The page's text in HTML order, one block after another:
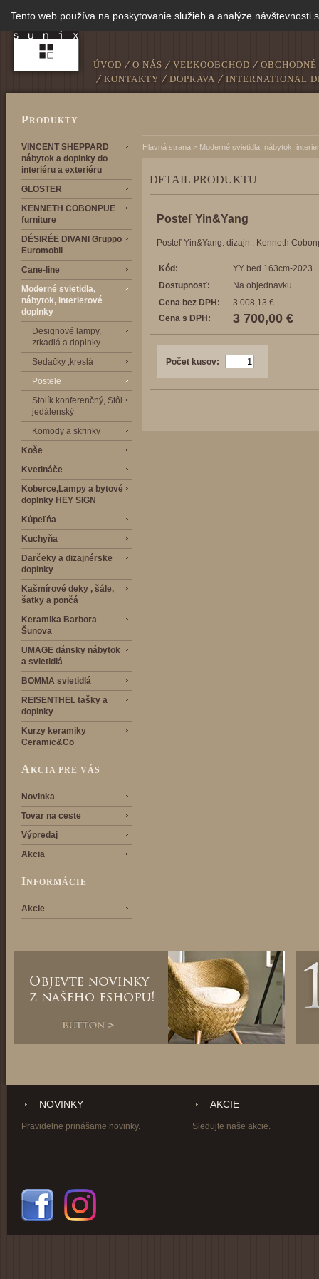
ÚVOD O NÁS VEĽKOOBCHOD
KONTAKTY
DOPRAVA INTERNATIONAL
PRODUKTY
VINCENT SHEPPARD
nábytok a doplnky do
interiéru a exteriéru
GLOSTER
KENNETH COBONPUE
furniture
DÉSIRÉE DIVANI Gruppo
Euromobil
Cane-line
Moderné svietidla,
nábytok, interierové
doplnky
Designové lampy,
zrkadlá a doplnky
Sedačky ,kreslá
Postele
Stolík konferenčný, Stôl
jedálenský
Komody a skrinky
Koše
Kvetináče
Koberce,Lampy a bytové
doplnky HEY SIGN
Kúpeľňa
Kuchyňa
Darčeky a dizajnérske
doplnky
Kašmírové deky , šále,
šatky a pončá
Keramika Barbora
Šunova
UMAGE dánsky nábytok
a svietidlá
BOMMA svietidlá
REISENTHEL tašky a
doplnky
Kurzy keramiky
Ceramic&Co
AKCIA PRE VÁS
Novinka
Tovar na ceste
Výpredaj
Akcia
INFORMÁCIE
Akcie
Hlavná strana > Moderné svietidla, nábytok,
DETAIL PRODUKTU
Posteľ Yin&Yang
Posteľ Yin&Yang. dizajn : Kenneth
Kód:
YY bed 163cm-2023
Dostupnosť:
Na objednavku
Cena bez DPH:
3 008,13 €
Cena s DPH:
3 700,00 €
Počet kusov:
NOVINKY
Pravidelne prinášame novinky.
AKCIE
Sledujte naše akcie.
Tento web používa na poskytovanie služieb a analýze návštevnosti